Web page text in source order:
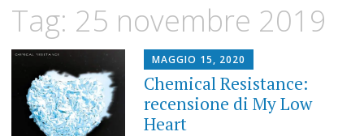
content
Tag: 25 novembre 2019
MAGGIO 15, 2020
Chemical Resistance:
recensione di My Low
Heart